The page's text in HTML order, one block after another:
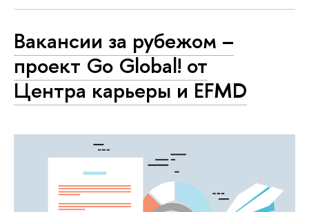
Вакансии за рубежом –
проект Go Global! от
Центра карьеры и EFMD